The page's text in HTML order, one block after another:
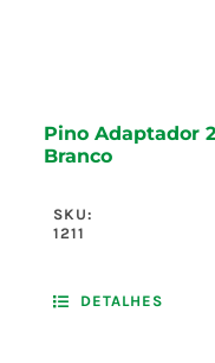
Pino Adaptador
Branco
SKU:
1211
DETALHES